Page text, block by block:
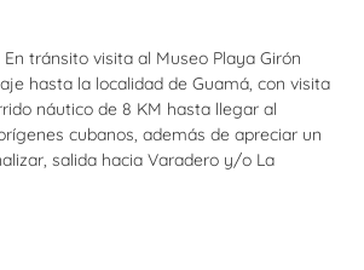
tránsito visita al Museo Playa Girón
hasta la localidad de Guamá, con visita
náutico de 8 KM hasta llegar al
cubanos, además de apreciar un
salida hacia Varadero y/o La